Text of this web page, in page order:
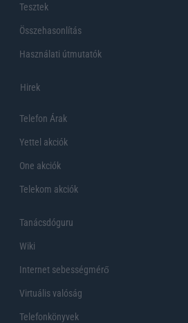
Tesztek
Összehasonlítás
Használati útmutatók
Hirek
Telefon Árak
Yettel akciók
One akciók
Telekom akciók
Tanácsdóguru
Wiki
Internet sebességmérő
Virtuális valóság
Telefonkönyvek